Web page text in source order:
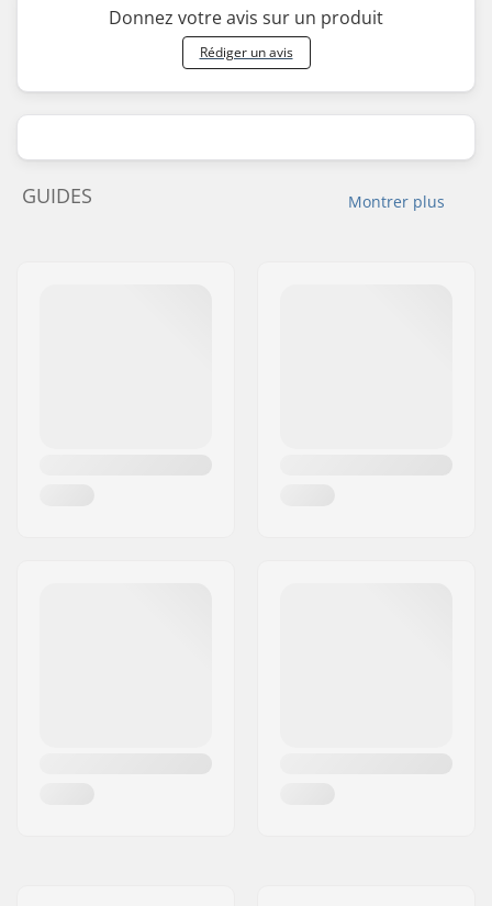
Donnez votre avis sur un produit
Rédiger un avis
Montrer plus
GUIDES